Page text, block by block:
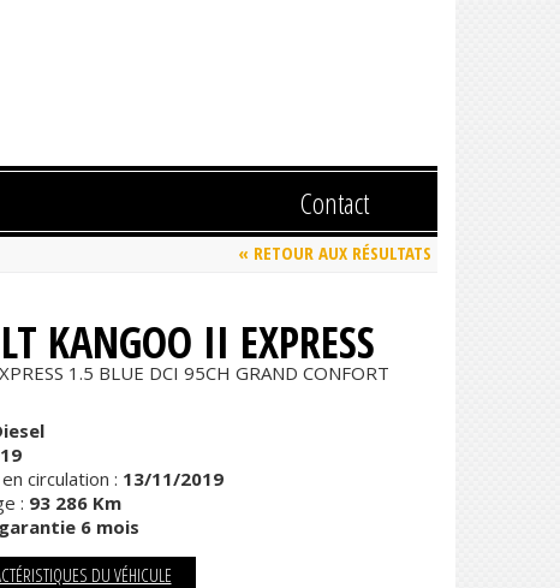
Contact
« RETOUR AUX RÉSULTATS
KANGOO II EXPRESS
1.5 BLUE DCI 95CH GRAND CONFORT
circulation : 13/11/2019
: 93 286 Km
garantie 6 mois
DU VÉHICULE